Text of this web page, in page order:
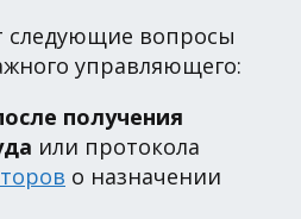
следующие вопросы
управляющего:
получения
или протокола
о назначении